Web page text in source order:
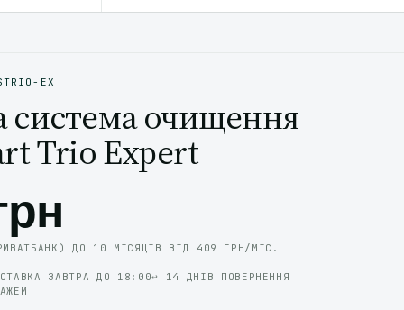
EX
система очищення
Trio Expert
ДО 10 МІСЯЦІВ ВІД 409 ГРН/МІС.
ЗАВТРА ДО 18:00↩️ 14 ДНІВ ПОВЕРНЕННЯ